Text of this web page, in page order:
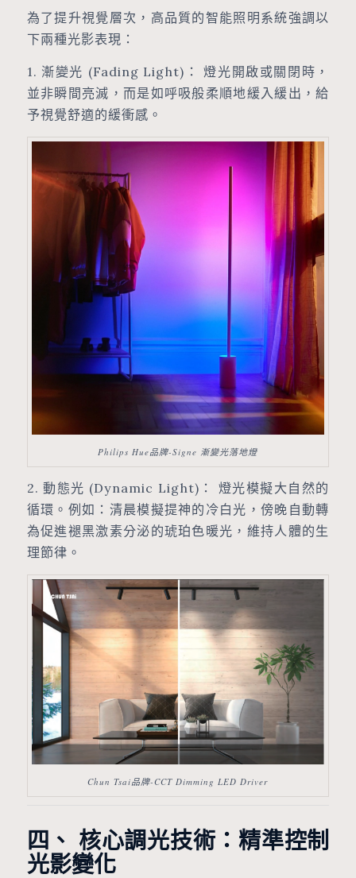
為了提升視覺層次，高品質的智能照明系統強調以
下兩種光影表現：
1. 漸變光 (Fading Light)： 燈光開啟或關閉時，
並非瞬間亮滅，而是如呼吸般柔順地緩入緩出，給
予視覺舒適的緩衝感。
Philips Hue品牌-Signe 漸變光落地燈
2. 動態光 (Dynamic Light)： 燈光模擬大自然的
循環。例如：清晨模擬提神的冷白光，傍晚自動轉
為促進褪黑激素分泌的琥珀色暖光，維持人體的生
理節律。
Chun Tsai品牌-CCT Dimming LED Driver
四、 核心調光技術：精準控制
光影變化